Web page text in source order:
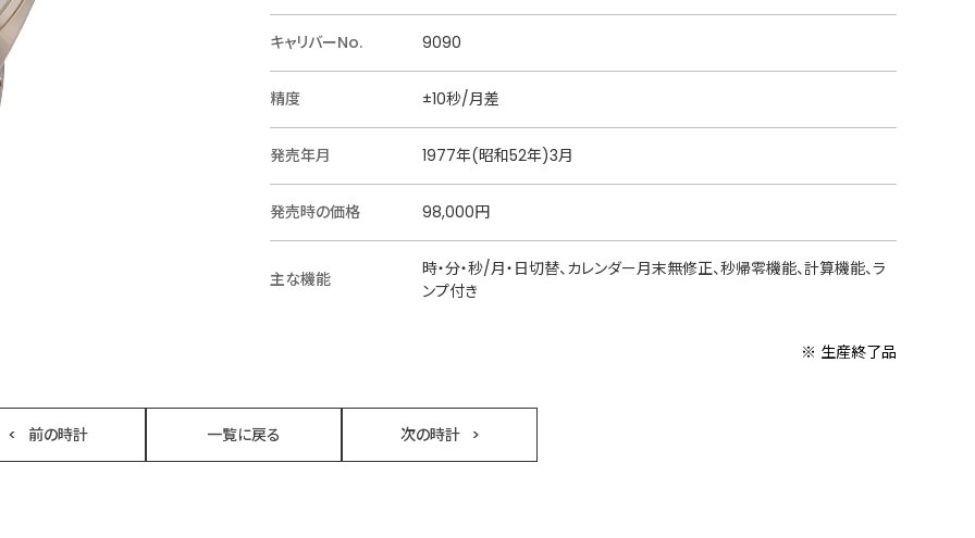
キャリバーNo. 9090
精度 ±10秒/月差
発売年月 1977年(昭和52年)3月
発売時の価格 98,000円
主な機能
時・分・秒/月・日切替、カレンダー月末無修正、秒帰零機能、計算機能、ラ
ンプ付き
※ 生産終了品
前の時計 一覧に戻る 次の時計